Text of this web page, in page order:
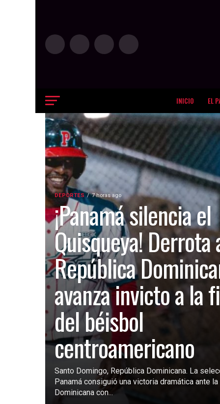
INICIO EL
DEPORTES 7 horas ago
¡Panamá silencia el
Quisqueya! Derrota
República
avanza invicto a la
del béisbol
centroamericano
Santo Domingo, República Dominicana. La
Panamá consiguió una victoria dramática ante
Dominicana con...